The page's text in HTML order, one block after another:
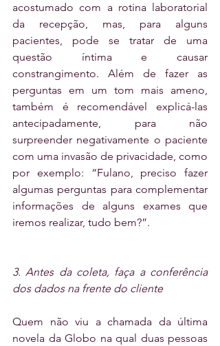
acostumado com a rotina laboratorial
da recepção, mas, para alguns
pacientes, pode se tratar de uma
questão íntima e causar
constrangimento. Além de fazer as
perguntas em um tom mais ameno,
também é recomendável explicá-las
antecipadamente, para não
surpreender negativamente o paciente
com uma invasão de privacidade, como
por exemplo: “Fulano, preciso fazer
algumas perguntas para complementar
informações de alguns exames que
iremos realizar, tudo bem?”.
3. Antes da coleta, faça a conferência
dos dados na frente do cliente
Quem não viu a chamada da última
novela da Globo na qual duas pessoas